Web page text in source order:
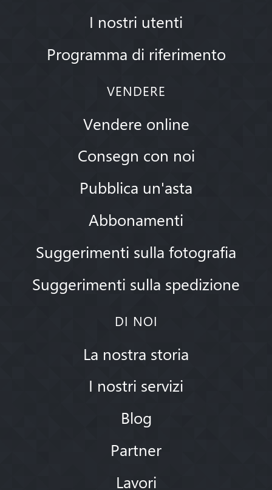
I nostri utenti
Programma di riferimento
VENDERE
Vendere online
Consegn con noi
Pubblica un'asta
Abbonamenti
Suggerimenti sulla fotografia
Suggerimenti sulla spedizione
DI NOI
La nostra storia
I nostri servizi
Blog
Partner
Lavori